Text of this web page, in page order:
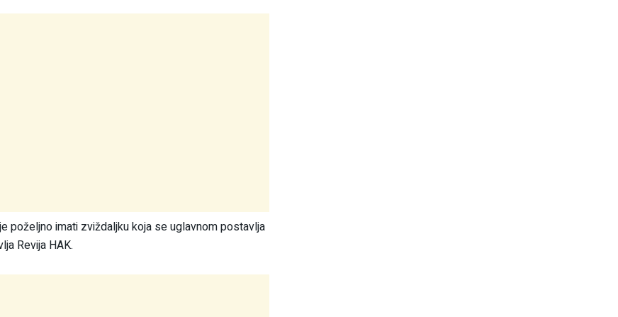
poželjno imati zviždaljku koja se uglavnom postavlja
Revija HAK.